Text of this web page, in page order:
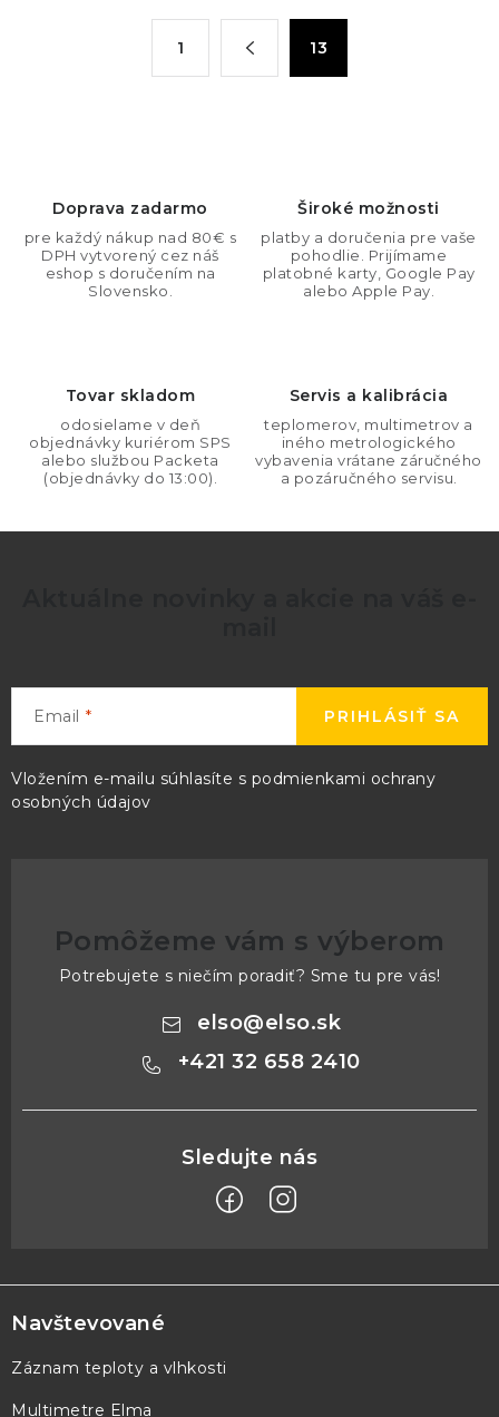
i
1 13
Doprava zadarmo
pre každý nákup nad 80€ s
DPH vytvorený cez náš
eshop s doručením na
Slovensko.
Široké možnosti
platby a doručenia pre vaše
pohodlie. Prijímame
platobné karty, Google Pay
alebo Apple Pay.
Tovar skladom
odosielame v deň
objednávky kuriérom SPS
alebo službou Packeta
(objednávky do 13:00).
Servis a kalibrácia
teplomerov, multimetrov a
iného metrologického
vybavenia vrátane záručného
a pozáručného servisu.
Email
Vložením e-mailu súhlasíte s podmienkami ochrany
osobných údajov
PRIHLÁSIŤ SA
Pomôžeme vám s výberom
Potrebujete s niečím poradiť? Sme tu pre vás!
elso@elso.sk
+421 32 658 2410
á
p
ä
Navštevované
Záznam teploty a vlhkosti
Multimetre Elma